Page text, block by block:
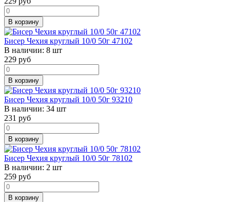
В корзину
Бисер Чехия круглый 10/0 50г 47102
В наличии: 8 шт
229 руб
В корзину
Бисер Чехия круглый 10/0 50г 93210
В наличии: 34 шт
231 руб
В корзину
Бисер Чехия круглый 10/0 50г 78102
В наличии: 2 шт
259 руб
В корзину